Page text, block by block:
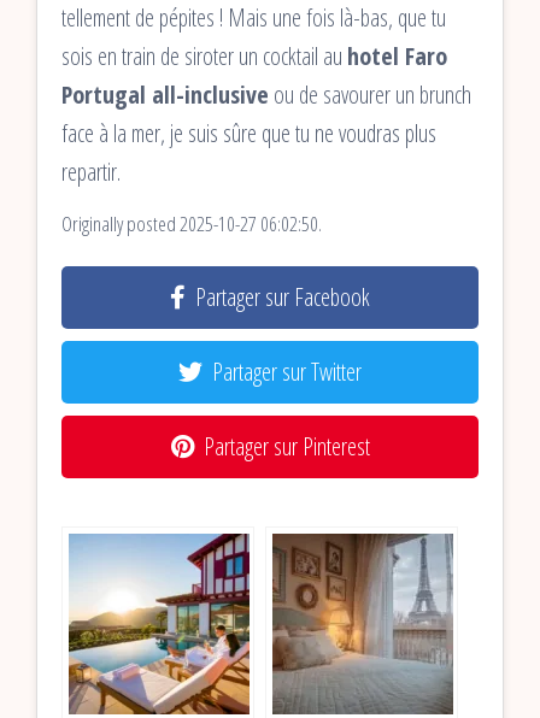
tellement de pépites ! Mais une fois là-bas, que tu
sois en train de siroter un cocktail au hotel Faro
Portugal all-inclusive ou de savourer un brunch
face à la mer, je suis sûre que tu ne voudras plus
repartir.
Originally posted 2025-10-27 06:02:50.
Partager sur Facebook
Partager sur Twitter
Partager sur Pinterest